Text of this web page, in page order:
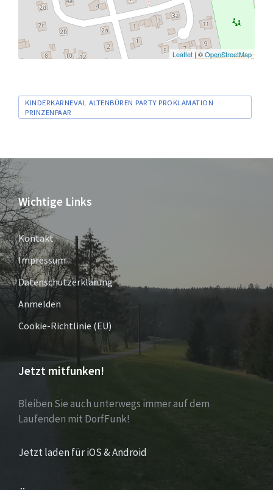
Leaflet | ©OpenStreetMap
Tags
KINDERKARNEVAL ALTENBÜREN PARTY PROKLAMATION
PRINZENPAAR
Wichtige Links
Kontakt
Impressum
Datenschutzerklärung
Anmelden
Cookie-Richtlinie (EU)
Jetzt mitfunken!
Bleiben Sie auch unterwegs immer auf dem
Laufenden mit DorfFunk!
Jetzt laden für iOS & Android